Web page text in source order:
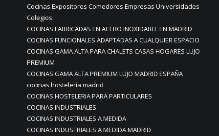
Cocinas Expositores Comedores Empresas Universidades
Colegios
COCINAS FABRICADAS EN ACERO INOXIDABLE EN MADRID
COCINAS FUNCIONALES ADAPTADAS A CUALQUIER ESPACIO
COCINAS GAMA ALTA PARA CHALETS CASAS HOGARES LUJO
PREMIUM
COCINAS GAMA ALTA PREMIUM LUJO MADRID ESPAÑA
cocinas hostelería madrid
COCINAS HOSTELERIA PARA PARTICULARES
COCINAS INDUSTRIALES
COCINAS INDUSTRIALES A MEDIDA
COCINAS INDUSTRIALES A MEDIDA MADRID